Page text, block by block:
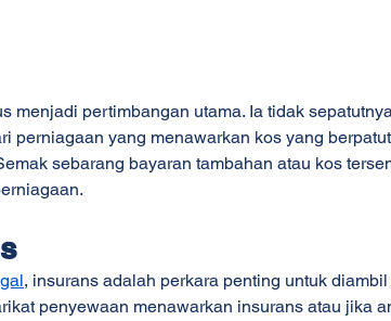
menjadi pertimbangan utama. Ia tidak
perniagaan yang menawarkan kos yang
sebarang bayaran tambahan atau kos
, insurans adalah perkara penting untuk diambil
penyewaan menawarkan insurans atau jika